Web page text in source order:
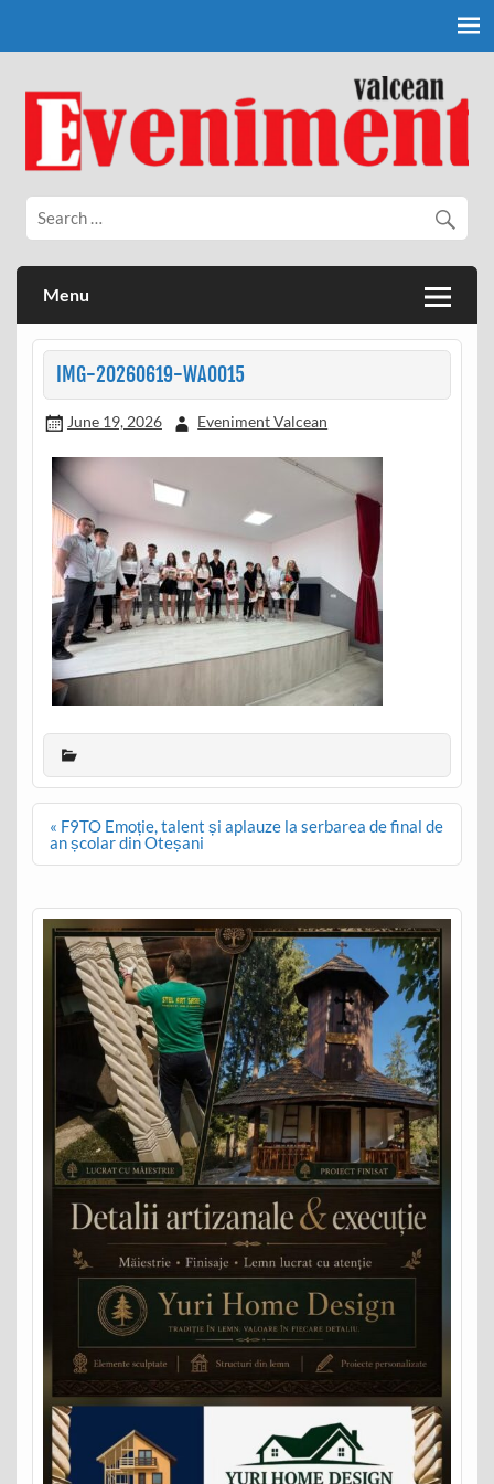
Eveniment Valcean
Menu
IMG-20260619-WA0015
June 19, 2026 Eveniment Valcean
Post
navigation
« F9TO Emoție, talent și aplauze la serbarea de final de
an școlar din Oteșani